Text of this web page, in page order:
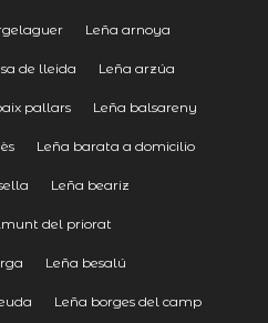
Leña arnoya
de lleida Leña arzúa
pallars Leña balsareny
Leña barata a domicilio
Leña beariz
del priorat
Leña besalú
Leña borges del camp